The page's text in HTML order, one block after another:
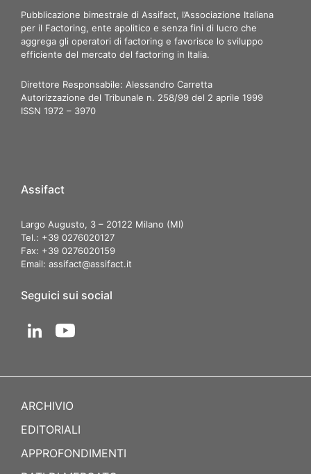
Pubblicazione bimestrale di Assifact, l’Associazione Italiana
per il Factoring, ente apolitico e senza fini di lucro che
aggrega gli operatori di factoring e favorisce lo sviluppo
efficiente del mercato del factoring in Italia.
Direttore Responsabile: Alessandro Carretta
Autorizzazione del Tribunale n. 258/99 del 2 aprile 1999
ISSN 1972 – 3970
Assifact
Largo Augusto, 3 – 20122 Milano (MI)
Tel.: +39 0276020127
Fax: +39 0276020159
Email: assifact@assifact.it
Seguici sui social
ARCHIVIO
EDITORIALI
APPROFONDIMENTI